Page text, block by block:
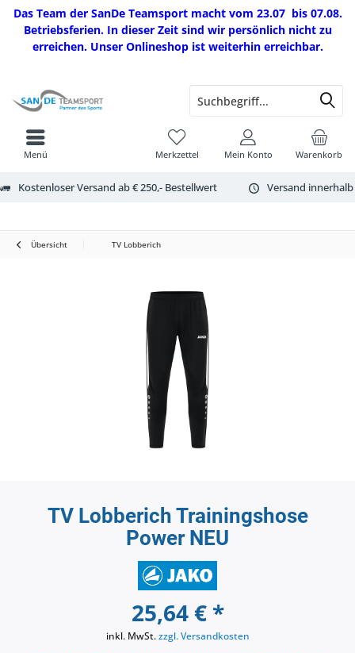
Das Team der SanDe Teamsport macht vom 23.07 bis 07.08.
Betriebsferien. In dieser Zeit sind wir persönlich nicht zu
erreichen. Unser Onlineshop ist weiterhin erreichbar.
Kostenloser Versand ab € 250,- Bestellwert Versand
Warenkorb
Merkzettel Mein Konto
Menü
Übersicht TV Lobberich
TV Lobberich Trainingshose
Power NEU
25,64 € *
inkl. MwSt.zzgl. Versandkosten